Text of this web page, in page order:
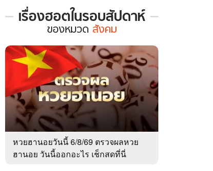
เรื่องฮอตในรอบสัปดาห์
เรื่อง
ใน
รอบ
สัปดาห์
หมวด
สังคม
ของหมวด สังคม
หวยฮานอยวันนี้ 6/8/69 ตรวจผลหวย
ฮานอย วันนี้ออกอะไร เช็กสดที่นี่